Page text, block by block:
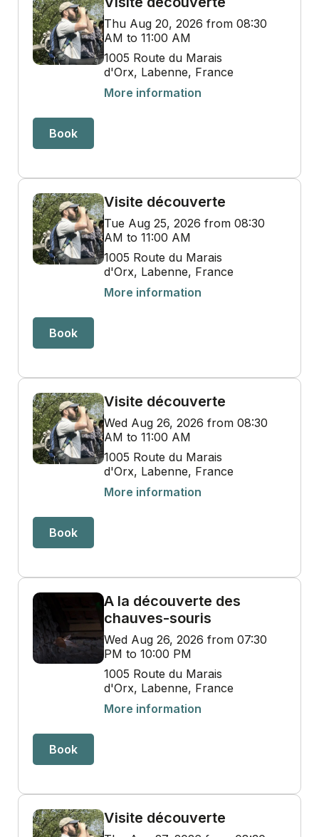
Thu Aug 20, 2026 from 08:30
AM to 11:00 AM
1005 Route du Marais
d'Orx, Labenne, France
More information
Book
Visite découverte
Tue Aug 25, 2026 from 08:30
AM to 11:00 AM
1005 Route du Marais
d'Orx, Labenne, France
More information
Book
Visite découverte
Wed Aug 26, 2026 from 08:30
AM to 11:00 AM
1005 Route du Marais
d'Orx, Labenne, France
More information
Book
A la découverte des
chauves-souris
Wed Aug 26, 2026 from 07:30
PM to 10:00 PM
1005 Route du Marais
d'Orx, Labenne, France
More information
Book
Visite découverte